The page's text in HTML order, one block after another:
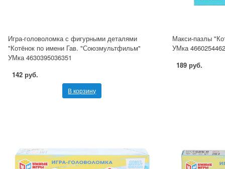
Игра-головоломка с фигурными деталями
"Котёнок по имени Гав. "Союзмультфильм"
УМка 4630395036351
142 руб.
В корзину
Макси-пазлы
УМка
189 руб.